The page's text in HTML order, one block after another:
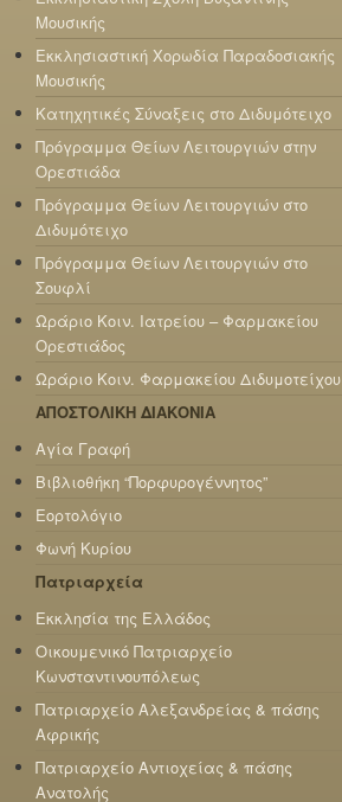
Μουσικής
Εκκλησιαστική Χορωδία Παραδοσιακής
Μουσικής
Κατηχητικές Σύναξεις στο Διδυμότειχο
Πρόγραμμα Θείων Λειτουργιών στην
Ορεστιάδα
Πρόγραμμα Θείων Λειτουργιών στο
Διδυμότειχο
Πρόγραμμα Θείων Λειτουργιών στο
Σουφλί
Ωράριο Κοιν. Ιατρείου – Φαρμακείου
Ορεστιάδος
Ωράριο Κοιν. Φαρμακείου Διδυμοτείχου
ΑΠΟΣΤΟΛΙΚΗ ΔΙΑΚΟΝΙΑ
Αγία Γραφή
Βιβλιοθήκη “Πορφυρογέννητος”
Εορτολόγιο
Φωνή Κυρίου
Πατριαρχεία
Εκκλησία της Ελλάδος
Οικουμενικό Πατριαρχείο
Κωνσταντινουπόλεως
Πατριαρχείο Αλεξανδρείας & πάσης
Αφρικής
Πατριαρχείο Αντιοχείας & πάσης
Ανατολής